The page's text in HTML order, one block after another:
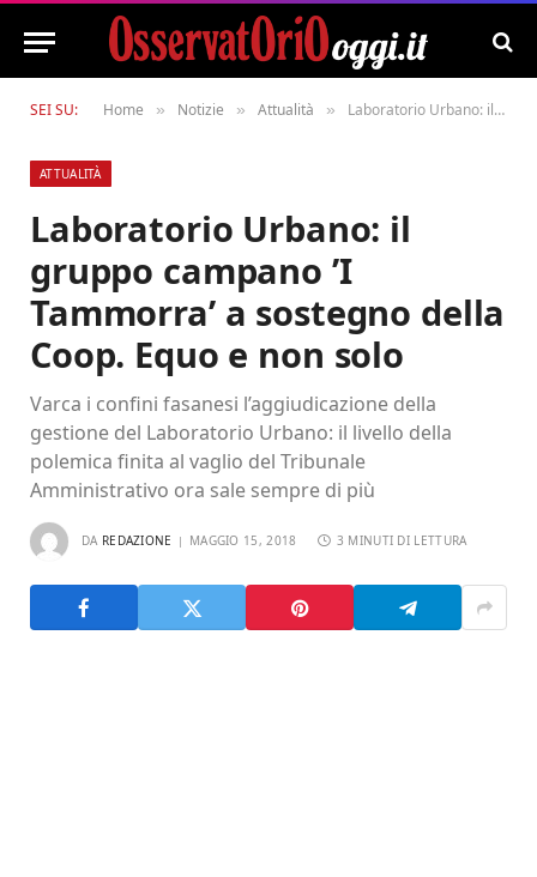
SEI SU: Home » Notizie » Attualità » Laboratorio Urbano: il gruppo campano ’I Tammorra’ a sostegno della Coop. Equo e non solo
ATTUALITÀ
Laboratorio Urbano: il
gruppo campano ’I
Tammorra’ a sostegno della
Coop. Equo e non solo
Varca i confini fasanesi l’aggiudicazione della
gestione del Laboratorio Urbano: il livello della
polemica finita al vaglio del Tribunale
Amministrativo ora sale sempre di più
DA REDAZIONE MAGGIO 15, 2018 3 MINUTI DI LETTURA